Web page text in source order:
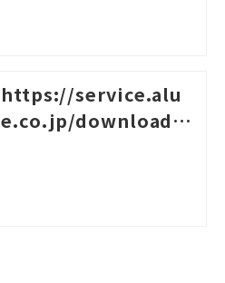
https://service.alu
e.co.jp/download/6